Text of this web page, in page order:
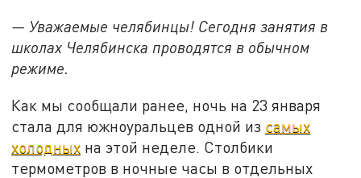
— Уважаемые челябинцы! Сегодня занятия в
школах Челябинска проводятся в обычном
режиме.
Как мы сообщали ранее, ночь на 23 января
стала для южноуральцев одной из самых
холодных на этой неделе. Столбики
термометров в ночные часы в отдельных